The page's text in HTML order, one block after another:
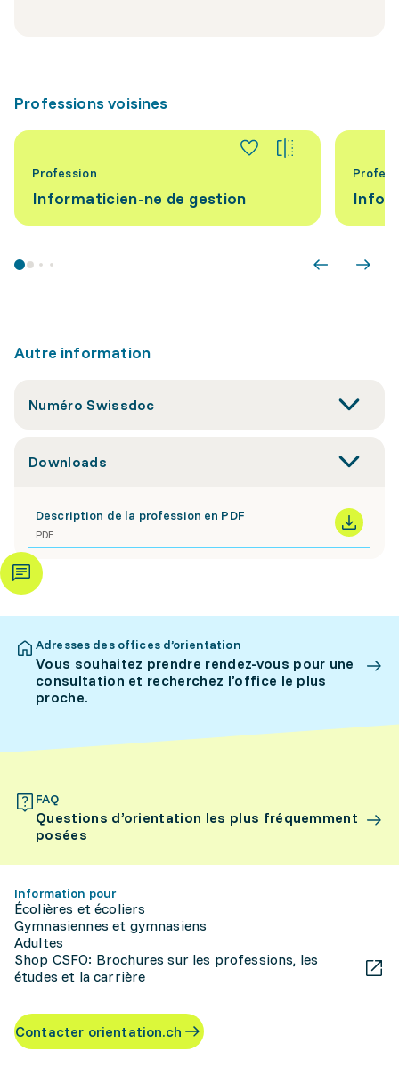
Professions voisines
Profession
Informaticien-ne de gestion
Autre information
Numéro Swissdoc
Downloads
Description de la profession en PDF
PDF
Adresses des offices d’orientation
Vous souhaitez prendre rendez-vous pour une
consultation et recherchez l’office le plus
proche.
FAQ
Questions d’orientation les plus fréquemment
posées
Information pour
Écolières et écoliers
Gymnasiennes et gymnasiens
Adultes
Shop CSFO: Brochures sur les professions, les
études et la carrière
Contacter orientation.ch